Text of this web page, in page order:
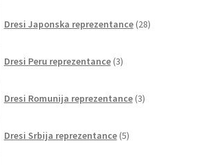
Dresi Japonska reprezentance 28izdelkov
Dresi Peru reprezentance 3izdelki
Dresi Romunija reprezentance 3izdelki
Dresi Srbija reprezentance 5izdelkov